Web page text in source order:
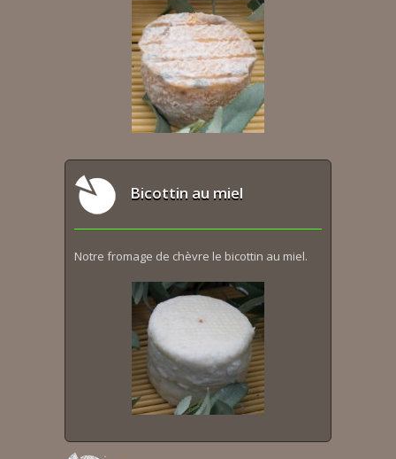
Bicottin au miel
Notre fromage de chèvre le bicottin au miel.